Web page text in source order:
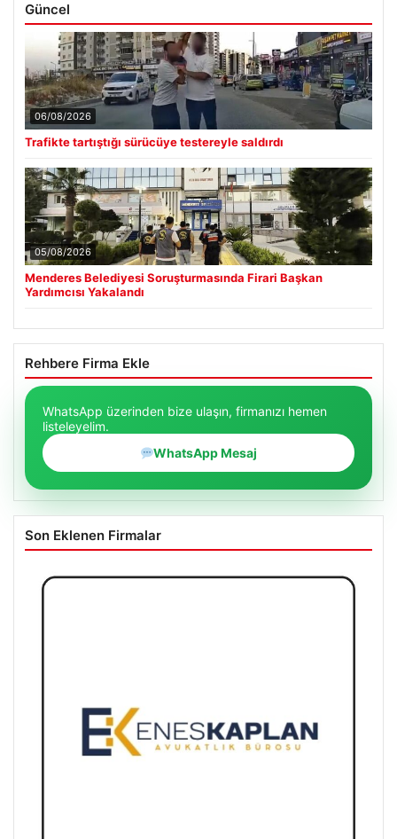
Güncel
06/08/2026
Trafikte tartıştığı sürücüye testereyle saldırdı
05/08/2026
Menderes Belediyesi Soruşturmasında Firari Başkan
Yardımcısı Yakalandı
Rehbere Firma Ekle
WhatsApp üzerinden bize ulaşın, firmanızı hemen
listeleyelim.
WhatsApp Mesaj
Son Eklenen Firmalar